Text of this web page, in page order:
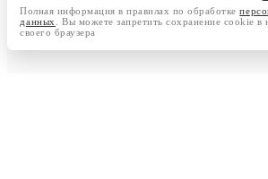
Полная информация в правилах по обработке
данных
. Вы можете запретить сохранение cookie в
своего браузера